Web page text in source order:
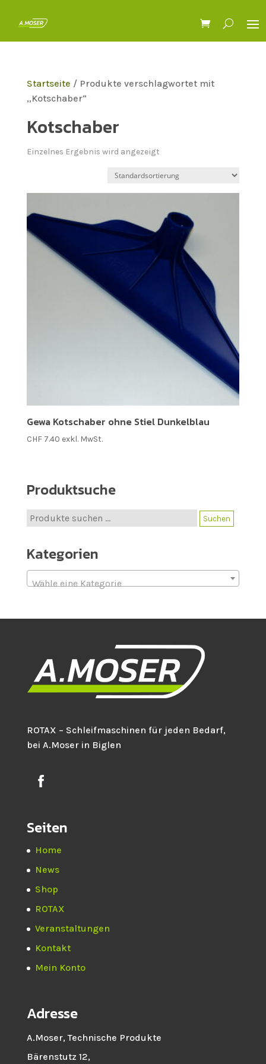
Startseite / Produkte verschlagwortet mit
„Kotschaber“
Kotschaber
Einzelnes Ergebnis wird angezeigt
Gewa Kotschaber ohne Stiel Dunkelblau
CHF7.40 exkl. MwSt.
Produktsuche
Suche
nach:
Suchen
Kategorien
Wähle eine Kategorie
ROTAX – Schleifmaschinen für jeden Bedarf,
bei A.Moser in Biglen
Seiten
Home
News
Shop
ROTAX
Veranstaltungen
Kontakt
Mein Konto
Adresse
A.Moser, Technische Produkte
Bärenstutz 12,